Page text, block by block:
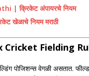
| क्रिकेट अंपायरचे नियम
खेळाचे नियम मराठी
Fielding
पोजिशन्स वेगळी असतात.